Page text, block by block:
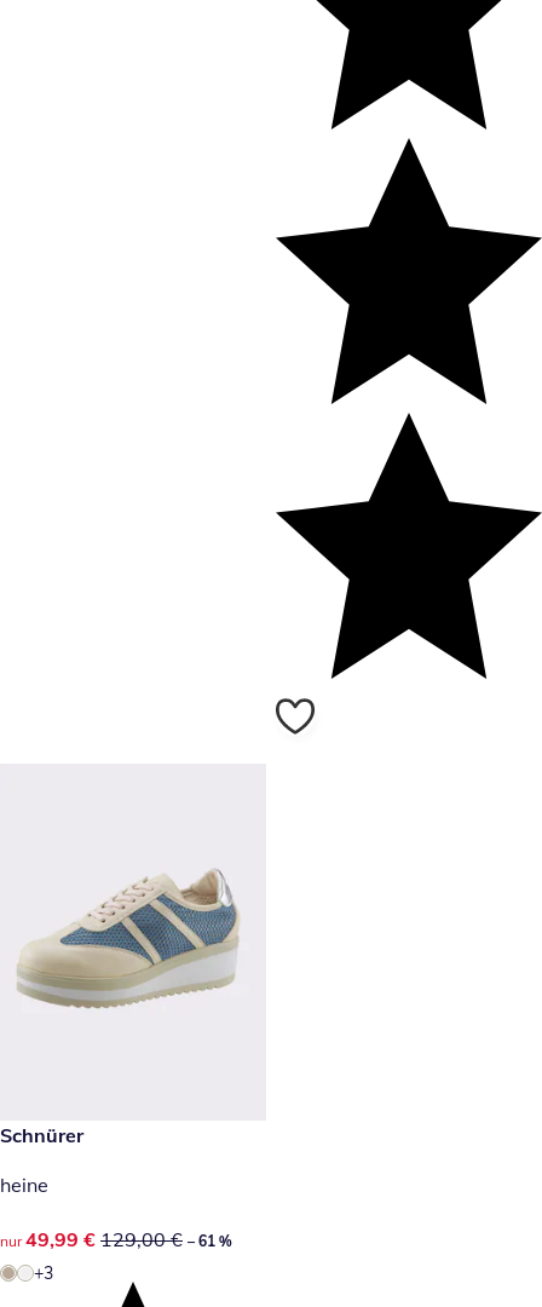
reduzierter Preis 49,99 €, vorheriger Preis: 129,00 €
-61 %
Schnürer
heine
reduzierter Preis 49,99 €, vorheriger Preis: 129,00 €
nur 49,99 € 129,00 € – 61 %
+3